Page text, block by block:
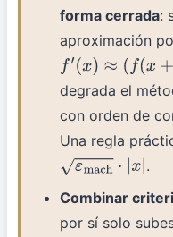
forma cerrada:
aproximación
f′( x)≈( f(x +h)−f (x
degrada el
con orden de
Una regla
εmach⋅| x
.
Combinar
por sí solo